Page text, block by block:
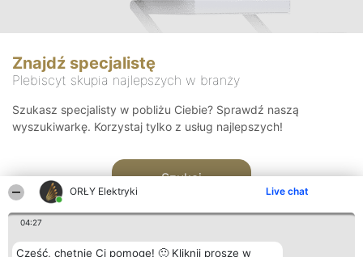
ORŁY Elektryki Live chat
04:27
Cześć, chętnie Ci pomogę! 🙂 Kliknij proszę w
Znajdź specjalistę
Plebiscyt skupia najlepszych w branży
Szukasz specjalisty w pobliżu Ciebie? Sprawdź naszą
wyszukiwarkę. Korzystaj tylko z usług najlepszych!
Szukaj